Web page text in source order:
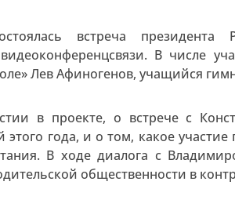
встреча президента
В числе
Лев Афиногенов, учащийся
в проекте, о встрече с
этого года, и о том, какое
В ходе диалога с
общественности в